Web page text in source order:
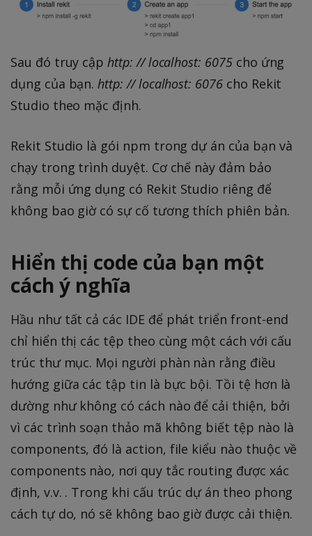
Sau đó truy cập http: // localhost: 6075cho ứng
dụng của bạn. http: // localhost: 6076cho Rekit
Studio theo mặc định.
Rekit Studio là gói npm trong dự án của bạn và
chạy trong trình duyệt. Cơ chế này đảm bảo
rằng mỗi ứng dụng có Rekit Studio riêng để
không bao giờ có sự cố tương thích phiên bản.
Hiển thị code của bạn một
cách ý nghĩa
Hầu như tất cả các IDE để phát triển front-end
chỉ hiển thị các tệp theo cùng một cách với cấu
trúc thư mục. Mọi người phàn nàn rằng điều
hướng giữa các tập tin là bực bội. Tồi tệ hơn là
dường như không có cách nào để cải thiện, bởi
vì các trình soạn thảo mã không biết tệp nào là
components, đó là action, file kiểu nào thuộc về
components nào, nơi quy tắc routing được xác
định, v.v. . Trong khi cấu trúc dự án theo phong
cách tự do, nó sẽ không bao giờ được cải thiện.